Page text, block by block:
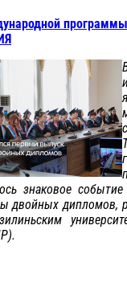
знаковое
двойных дипломов,